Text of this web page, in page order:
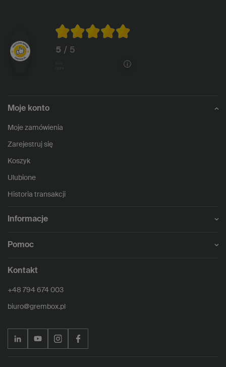
5 / 5
Moje konto
Moje zamówienia
Zarejestruj się
Koszyk
Ulubione
Historia transakcji
Informacje
Pomoc
Kontakt
+48 794 674 003
biuro@grembox.pl